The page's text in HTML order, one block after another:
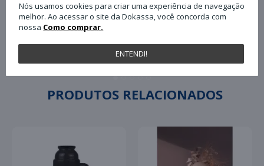
Envelope Plastico para
Nota Fiscal Plasvit
PRODUTOS RELACIONADOS
Nós usamos cookies para criar uma experiência de navegação
melhor. Ao acessar o site da Dokassa, você concorda com
nossa Como comprar.
ENTENDI!